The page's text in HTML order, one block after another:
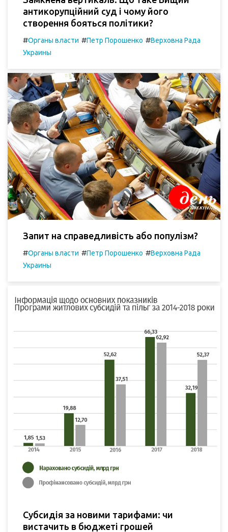
антикорупційний суд і чому його
створення бояться політики?
#Органы власти #Петр Порошенко #Верховна Рада
Украины
Запит на справедливість або популізм?
#Органы власти #Петр Порошенко #Верховна Рада
Украины
Субсидія за новими тарифами: чи
вистачить в бюджеті грошей